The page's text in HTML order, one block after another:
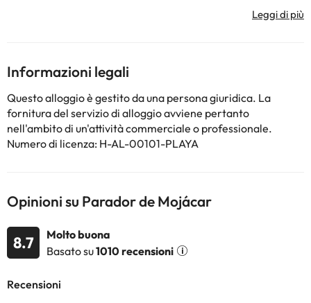
zona. Il centro di Mojacar dista 20 minuti a piedi e la spiaggia di
Piedra si trova a soli 20 metri dalla porta dell'hotel. La città
di Mojacar formano una costa di 5 km di spiagge incontaminate.
Questo hotel fronte mare offre camere luminose con terrazze
affacciate sul mare e incanta gli ospiti con i suoi splendidi dintorni.
I servizi dell'hotel includono ristorante, che serve deliziose
specialità mediterranee, la rinfrescante piscina o un magnifico
centro conferenze. C'è un parco giochi per i più piccoli e un
parcheggio per chi arriva in auto.
informazioni sono soggette a modifiche da parte dell'alloggio.
Alcuni dei servizi indicati potrebbero essere a pagamento. Puoi
consultare le relative tariffe direttamente presso la struttura.
Tutte le informazioni presenti in questa pagina sono soggette a
Informazioni legali
Questo alloggio è gestito da una persona giuridica. La
fornitura del servizio di alloggio avviene pertanto
nell'ambito di un'attività commerciale o professionale.
Numero di licenza: H-AL-00101-PLAYA
Opinioni su Parador de Mojácar
8.7
Molto buona
Basato su1010 recensioni